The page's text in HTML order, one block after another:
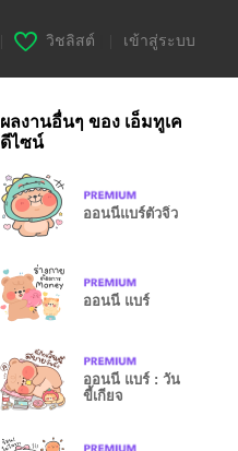
วิชลิสต์ เข้าสู่ระบบ
ผลงานอื่นๆ ของ เอ็มทูเค
ดีไซน์
ออนนี่แบร์ตัวจิ๋ว
ออนนี่ แบร์
ออนนี่ แบร์ : วัน
ขี้เกียจ